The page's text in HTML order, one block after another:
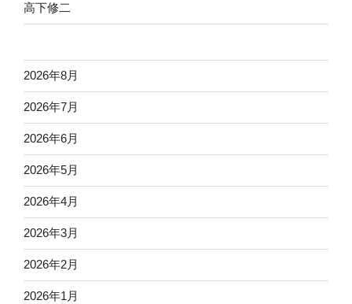
高下修二
2026年8月
2026年7月
2026年6月
2026年5月
2026年4月
2026年3月
2026年2月
2026年1月